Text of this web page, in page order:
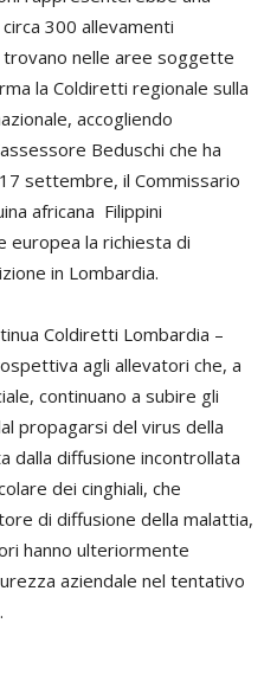
300 allevamenti
nelle aree soggette
la Coldiretti regionale sulla
accogliendo
Beduschi che ha
settembre, il Commissario
africana Filippini
europea la richiesta di
in Lombardia.
Coldiretti Lombardia –
agli allevatori che, a
continuano a subire gli
propagarsi del virus della
dalla diffusione incontrollata
dei cinghiali, che
di diffusione della malattia,
hanno ulteriormente
aziendale nel tentativo